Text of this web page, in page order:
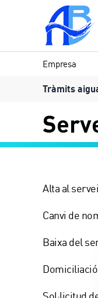
Empresa
Tràmits
Alta al servei
Canvi de
Baixa del
Domiciliació